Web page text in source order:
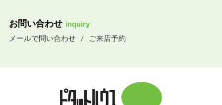
お問い合わせ inquiry
メールで問い合わせ
ご来店予約